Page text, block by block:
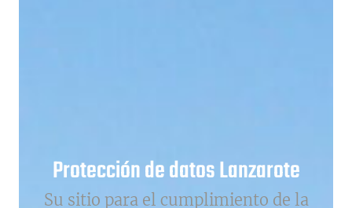
Protección de datos Lanzarote
Su sitio para el cumplimiento de la